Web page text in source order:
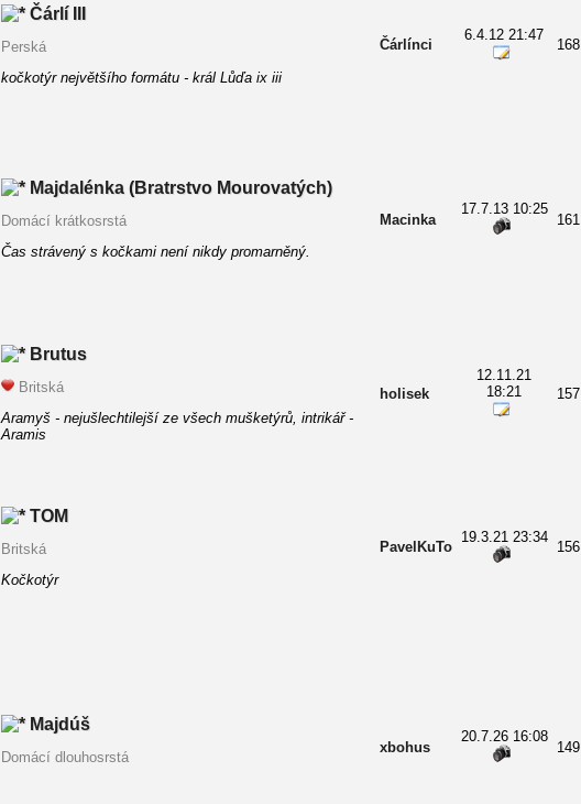
Čárlí III
Perská
kočkotýr největšího formátu - král Lůďa ix iii
Čárlínci
6.4.12 21:47
168
Majdalénka (Bratrstvo Mourovatých)
Domácí krátkosrstá
Čas strávený s kočkami není nikdy promarněný.
Macinka
17.7.13 10:25
161
Brutus
Britská
Aramyš - nejušlechtilejší ze všech mušketýrů, intrikář -
Aramis
holisek
12.11.21
18:21
157
TOM
Britská
Kočkotýr
PavelKuTo
19.3.21 23:34
156
Majdúš
Domácí dlouhosrstá
xbohus
20.7.26 16:08
149